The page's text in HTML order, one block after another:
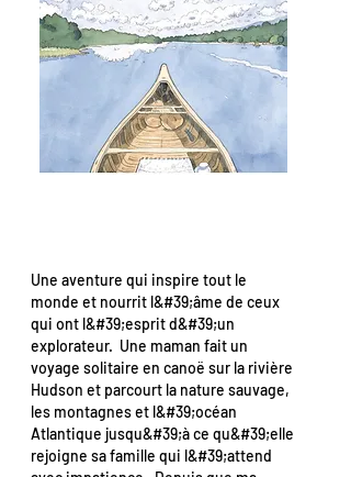
Une aventure qui inspire tout le
monde et nourrit l&#39;âme de ceux
qui ont l&#39;esprit d&#39;un
explorateur. Une maman fait un
voyage solitaire en canoë sur la rivière
Hudson et parcourt la nature sauvage,
les montagnes et l&#39;océan
Atlantique jusqu&#39;à ce qu&#39;elle
rejoigne sa famille qui l&#39;attend